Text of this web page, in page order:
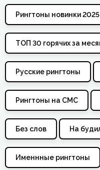
Рингтоны новинки 2025
ТОП 30 горячих за
Русские рингтоны
Рингтоны на СМС
Без слов На
Именнные рингтоны